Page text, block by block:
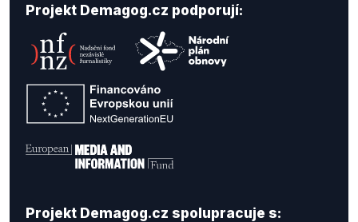
Projekt Demagog.cz podporují:
Projekt Demagog.cz spolupracuje s: